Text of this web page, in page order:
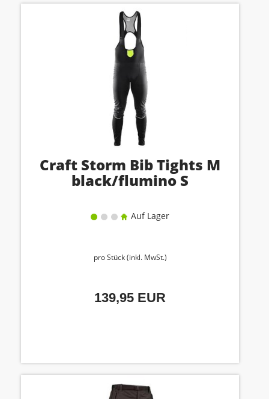
Craft Storm Bib Tights M
black/flumino S
Auf Lager
pro Stück (inkl. MwSt.)
139,95 EUR